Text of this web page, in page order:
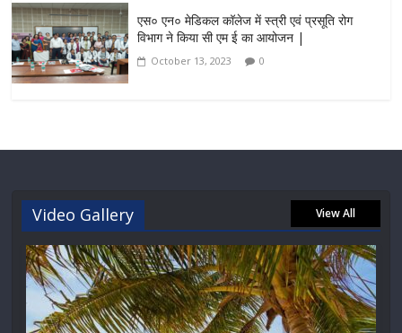
एस० एन० मेडिकल कॉलेज में स्त्री एवं प्रसूति रोग
विभाग ने किया सी एम ई का आयोजन |
October 13, 2023 0
Video Gallery View All